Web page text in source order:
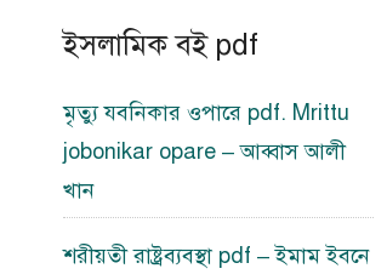
ইসলামিক বই pdf
মৃত্যু যবনিকার ওপারে pdf. Mrittu
jobonikar opare – আব্বাস আলী
খান
শরীয়তী রাষ্ট্রব্যবস্থা pdf – ইমাম ইবনে